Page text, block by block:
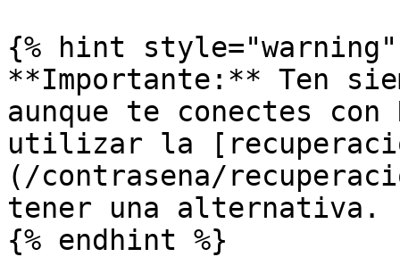
{% hint style="warning"
**Importante:** Ten
aunque te conectes
utilizar la
(/contrasena/
tener una alternativa.
{% endhint %}